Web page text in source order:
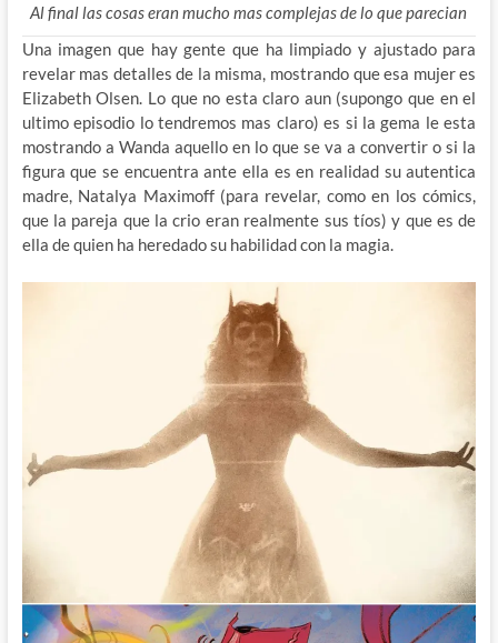
Al final las cosas eran mucho mas complejas de lo que parecian
Una imagen que hay gente que ha limpiado y ajustado para
revelar mas detalles de la misma, mostrando que esa mujer es
Elizabeth Olsen. Lo que no esta claro aun (supongo que en el
ultimo episodio lo tendremos mas claro) es si la gema le esta
mostrando a Wanda aquello en lo que se va a convertir o si la
figura que se encuentra ante ella es en realidad su autentica
madre, Natalya Maximoff (para revelar, como en los cómics,
que la pareja que la crio eran realmente sus tíos) y que es de
ella de quien ha heredado su habilidad con la magia.